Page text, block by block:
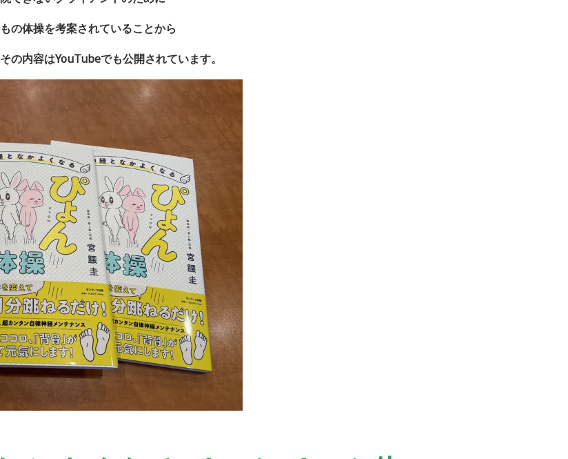
もの体操を考案されていることから
の内容はYouTubeでも公開されています。